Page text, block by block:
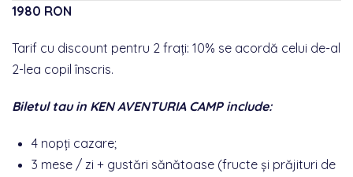
1980 RON
Tarif cu discount pentru 2 frați: 10% se acordă celui de-al
2-lea copil înscris.
Biletul tau in KENAVENTURIA CAMPinclude:
4 nopți cazare;
3 mese / zi + gustări sănătoase (fructe și prăjituri de